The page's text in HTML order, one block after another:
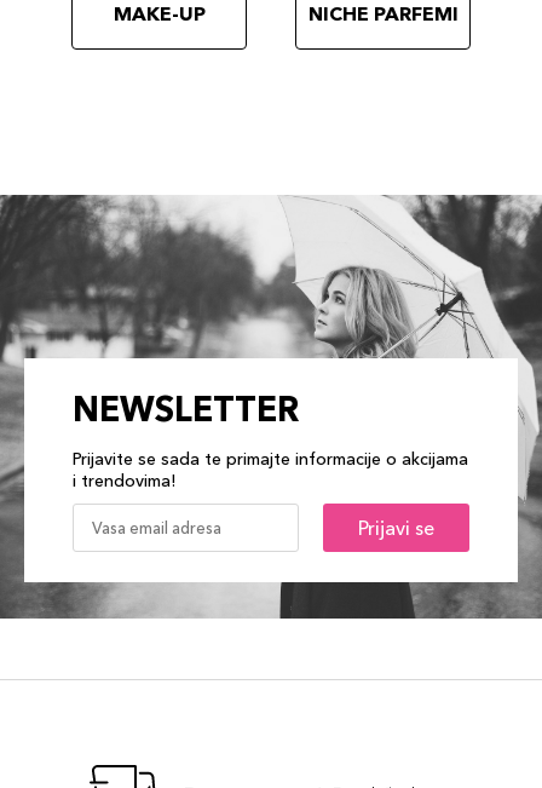
MAKE-UP NICHE PARFEMI
NEWSLETTER
Prijavite se sada te primajte informacije o akcijama
i trendovima!
Prijavi se